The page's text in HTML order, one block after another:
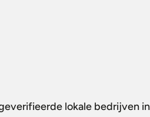
lokale bedrijven